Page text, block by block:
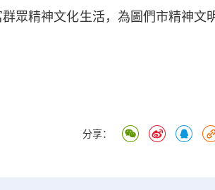
眾精神文化生活，為圖們市精神文
分享：